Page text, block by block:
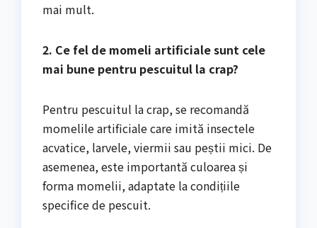
mai mult.
2. Ce fel de momeli artificiale sunt cele
mai bune pentru pescuitul la crap?
Pentru pescuitul la crap, se recomandă
momelile artificiale care imită insectele
acvatice, larvele, viermii sau peștii mici. De
asemenea, este importantă culoarea și
forma momelii, adaptate la condițiile
specifice de pescuit.